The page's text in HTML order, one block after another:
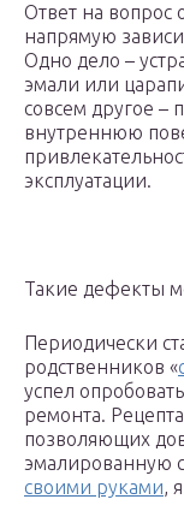
Ответ на вопрос
напрямую
Одно дело –
эмали или
совсем другое –
внутреннюю
эксплуатации.
Такие дефекты
Периодически
родственников «
успел
ремонта.
позволяющих
эмалированную
своими руками,